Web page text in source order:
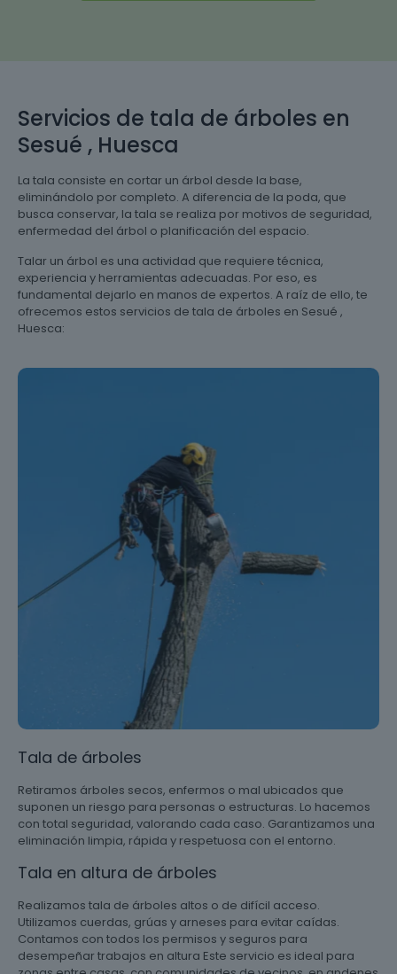
Servicios de tala de árboles en
Sesué , Huesca
La tala consiste en cortar un árbol desde la base,
eliminándolo por completo. A diferencia de la poda, que
busca conservar, la tala se realiza por motivos de seguridad,
enfermedad del árbol o planificación del espacio.
Talar un árbol es una actividad que requiere técnica,
experiencia y herramientas adecuadas. Por eso, es
fundamental dejarlo en manos de expertos. A raíz de ello, te
ofrecemos estos servicios de tala de árboles en Sesué ,
Huesca:
Tala de árboles
Retiramos árboles secos, enfermos o mal ubicados que
suponen un riesgo para personas o estructuras. Lo hacemos
con total seguridad, valorando cada caso. Garantizamos una
eliminación limpia, rápida y respetuosa con el entorno.
Tala en altura de árboles
Realizamos tala de árboles altos o de difícil acceso.
Utilizamos cuerdas, grúas y arneses para evitar caídas.
Contamos con todos los permisos y seguros para
desempeñar trabajos en altura Este servicio es ideal para